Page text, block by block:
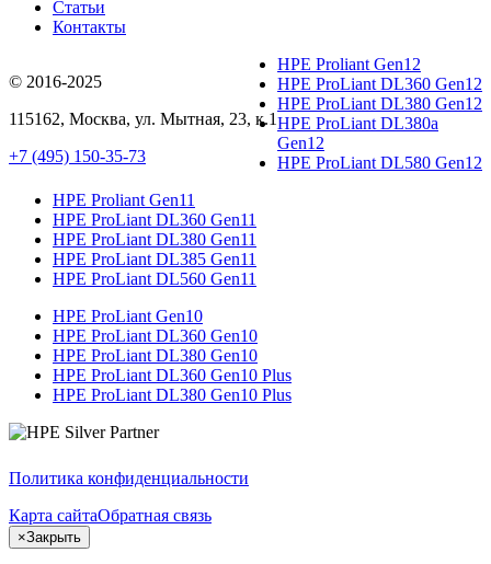
Статьи
Контакты
© 2016-2025
115162, Москва, ул. Мытная, 23, к.1
+7 (495) 150-35-73
HPE Proliant Gen12
HPE ProLiant DL360 Gen12
HPE ProLiant DL380 Gen12
HPE ProLiant DL380a
Gen12
HPE ProLiant DL580 Gen12
HPE Proliant Gen11
HPE ProLiant DL360 Gen11
HPE ProLiant DL380 Gen11
HPE ProLiant DL385 Gen11
HPE ProLiant DL560 Gen11
HPE ProLiant Gen10
HPE ProLiant DL360 Gen10
HPE ProLiant DL380 Gen10
HPE ProLiant DL360 Gen10 Plus
HPE ProLiant DL380 Gen10 Plus
Политика конфиденциальности
Карта сайтаОбратная связь
×Закрыть